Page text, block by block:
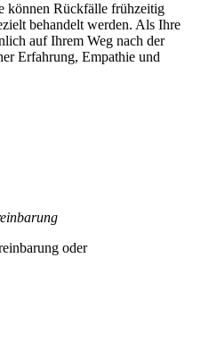
können Rückfälle frühzeitig
behandelt werden. Als Ihre
auf Ihrem Weg nach der
Erfahrung, Empathie und
oder